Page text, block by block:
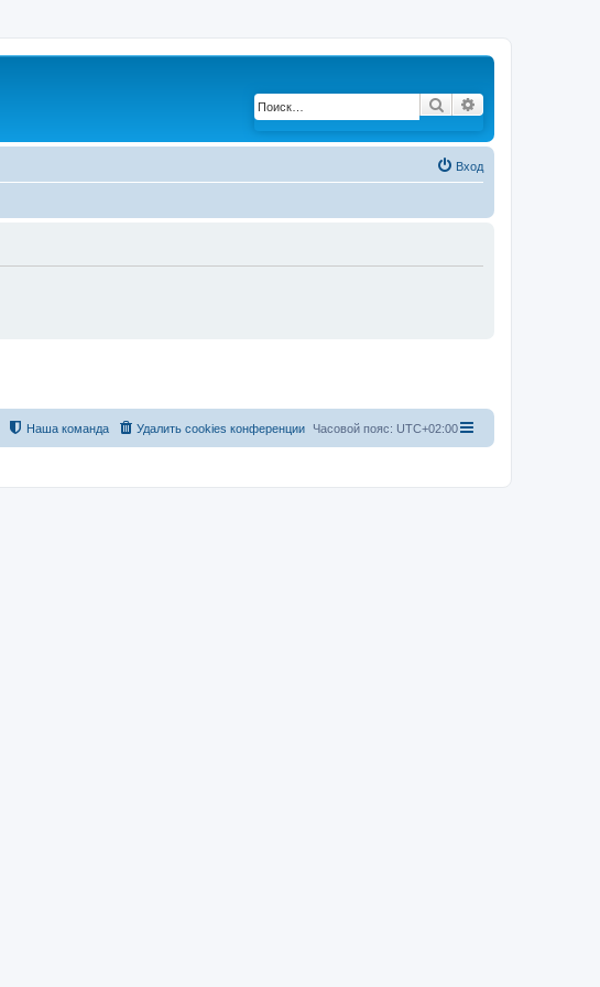
Поиск
Вход
Часовой пояс: UTC+02:00
Удалить cookies конференции
Наша команда